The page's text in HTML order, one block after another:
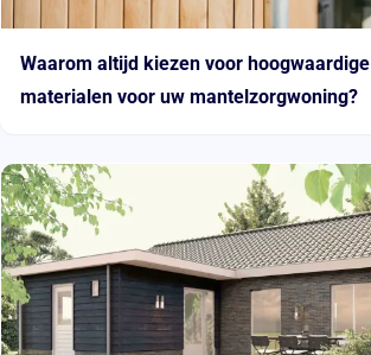
Waarom altijd kiezen voor hoogwaardige
materialen voor uw mantelzorgwoning?